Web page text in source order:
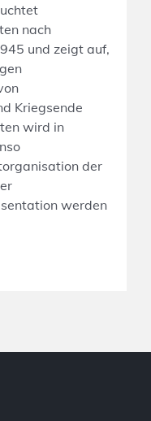
nach
und zeigt auf,
Kriegsende
wird in
der
werden